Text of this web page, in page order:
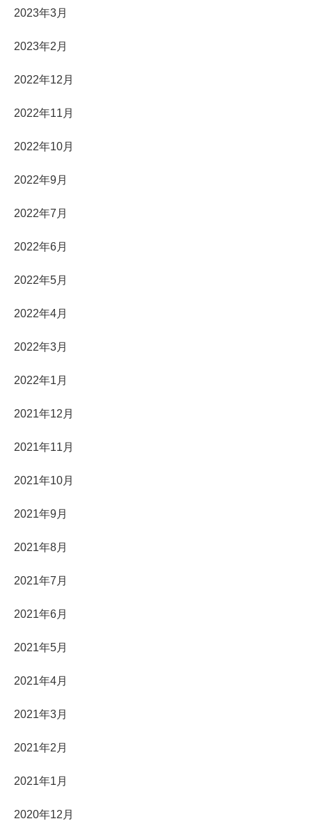
2023年3月
2023年2月
2022年12月
2022年11月
2022年10月
2022年9月
2022年7月
2022年6月
2022年5月
2022年4月
2022年3月
2022年1月
2021年12月
2021年11月
2021年10月
2021年9月
2021年8月
2021年7月
2021年6月
2021年5月
2021年4月
2021年3月
2021年2月
2021年1月
2020年12月